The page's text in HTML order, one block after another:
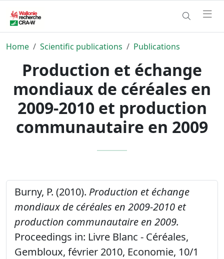
Home Scientific publications Publications
Production et échange
mondiaux de céréales en
2009-2010 et production
communautaire en 2009
Burny, P. (2010). Production et échange
mondiaux de céréales en 2009-2010 et
production communautaire en 2009.
Proceedings in: Livre Blanc - Céréales,
Gembloux, février 2010, Economie, 10/1